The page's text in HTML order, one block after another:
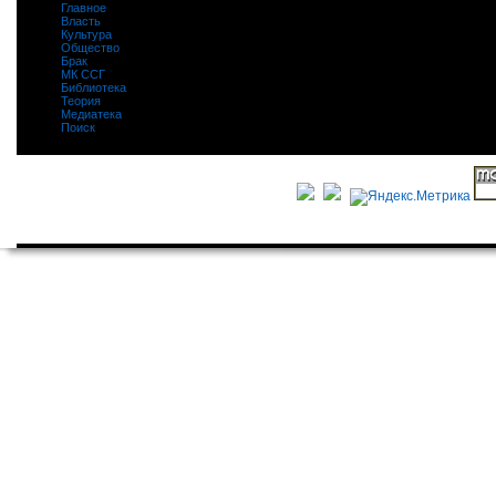
Главное
Власть
Культура
Общество
Брак
МК ССГ
Библиотека
Теория
Медиатека
Поиск